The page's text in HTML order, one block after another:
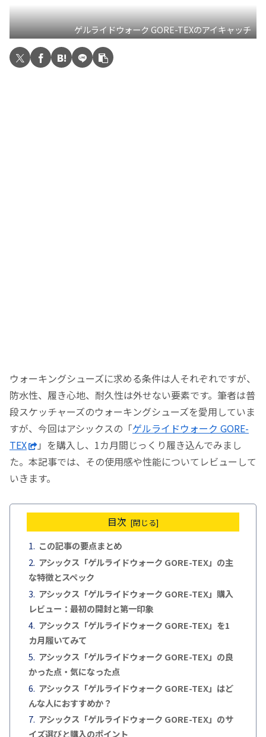
ゲルライドウォーク GORE-TEXのアイキャッチ
ウォーキングシューズに求める条件は人それぞれですが、
防水性、履き心地、耐久性は外せない要素です。筆者は普
段スケッチャーズのウォーキングシューズを愛用していま
すが、今回はアシックスの「ゲルライドウォーク GORE-
TEX
」を購入し、1カ月間じっくり履き込んでみまし
た。本記事では、その使用感や性能についてレビューして
いきます。
目次
この記事の要点まとめ
アシックス「ゲルライドウォーク GORE-TEX」の主
な特徴とスペック
アシックス「ゲルライドウォーク GORE-TEX」購入
レビュー：最初の開封と第一印象
アシックス「ゲルライドウォーク GORE-TEX」を1
カ月履いてみて
アシックス「ゲルライドウォーク GORE-TEX」の良
かった点・気になった点
アシックス「ゲルライドウォーク GORE-TEX」はど
んな人におすすめか？
アシックス「ゲルライドウォーク GORE-TEX」のサ
イズ選びと購入のポイント